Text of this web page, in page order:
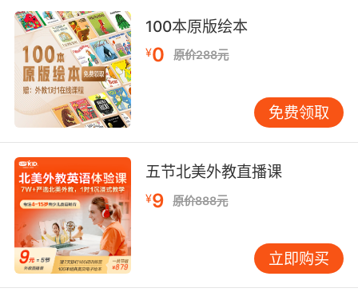
说"热得像蒸笼"，直指密闭空间的闷热，而英
语"It's a furnace outside"（外面像个熔炉）更
强调开放环境的炙烤感。VIPKID跨文化研究数据
显示，英美家庭更常用"heatwave alert"（热浪
警报）这类气象术语，折射出社会预警机制的文
化烙印。
heat is killing me!"（这鬼天气热死人了），但在
正式场合需转为"We're experiencing record-
breaking temperatures"（我们正经历破纪录高
温）。VIPKID情景课程设计中，特别设置空调维
修、户外活动取消等场景，训练学员在不同情境
下的得体表达。
100本原版绘本
¥0 原价288元
免费领取
五节北美外教直播课
¥9 原价888元
立即购买